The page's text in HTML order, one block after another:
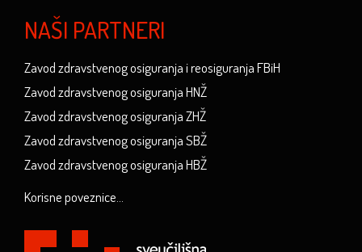
NAŠI PARTNERI
Zavod zdravstvenog osiguranja i reosiguranja FBiH
Zavod zdravstvenog osiguranja HNŽ
Zavod zdravstvenog osiguranja ZHŽ
Zavod zdravstvenog osiguranja SBŽ
Zavod zdravstvenog osiguranja HBŽ
Korisne poveznice...